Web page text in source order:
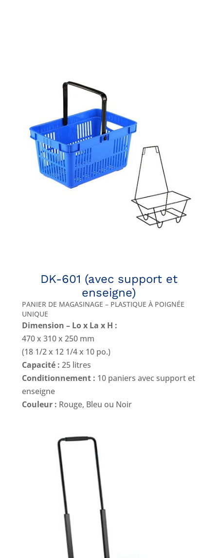
DK-601 (avec support et
enseigne)
PANIER DE MAGASINAGE – PLASTIQUE À POIGNÉE
UNIQUE
Dimension – Lo x La x H :
470 x 310 x 250 mm
(18 1/2 x 12 1/4 x 10 po.)
Capacité : 25 litres
Conditionnement : 10 paniers avec support et
enseigne
Couleur : Rouge, Bleu ou Noir